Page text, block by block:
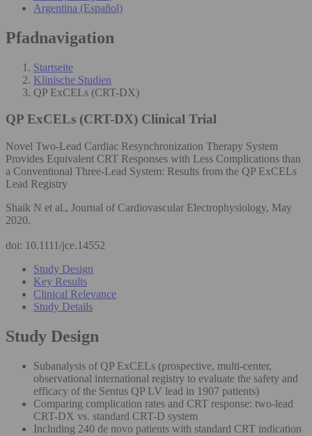
Argentina (Español)
Pfadnavigation
Startseite
Klinische Studien
QP ExCELs (CRT-DX)
QP ExCELs (CRT-DX) Clinical Trial
Novel Two-Lead Cardiac Resynchronization Therapy System
Provides Equivalent CRT Responses with Less Complications than
a Conventional Three-Lead System: Results from the QP ExCELs
Lead Registry
Shaik N et al., Journal of Cardiovascular Electrophysiology, May
2020.
doi: 10.1111/jce.14552
Study Design
Key Results
Clinical Relevance
Study Details
Study Design
Subanalysis of QP ExCELs (prospective, multi-center,
observational international registry to evaluate the safety and
efficacy of the Sentus QP LV lead in 1907 patients)
Comparing complication rates and CRT response: two-lead
CRT-DX vs. standard CRT-D system
Including 240 de novo patients with standard CRT indication